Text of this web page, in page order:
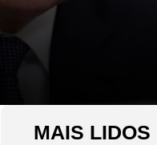
MAIS LIDOS